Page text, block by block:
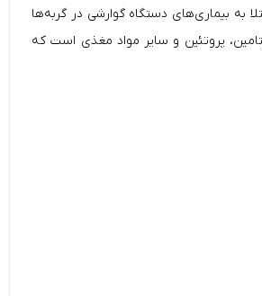
به بیماری‌های دستگاه گوارشی در گربه‌ها
پروتئین و سایر مواد مغذی است که